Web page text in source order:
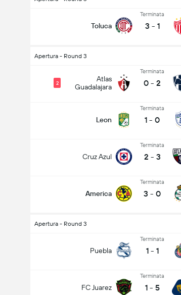
Toluca
Terminata
3 - 1
Apertura - Round 3
Atlas
Guadalajara
2
Terminata
0 - 2
Leon
Terminata
1 - 0
Cruz Azul
Terminata
2 - 3
America
Terminata
3 - 0
Apertura - Round 3
Puebla
Terminata
1 - 1
FC Juarez
Terminata
1 - 5